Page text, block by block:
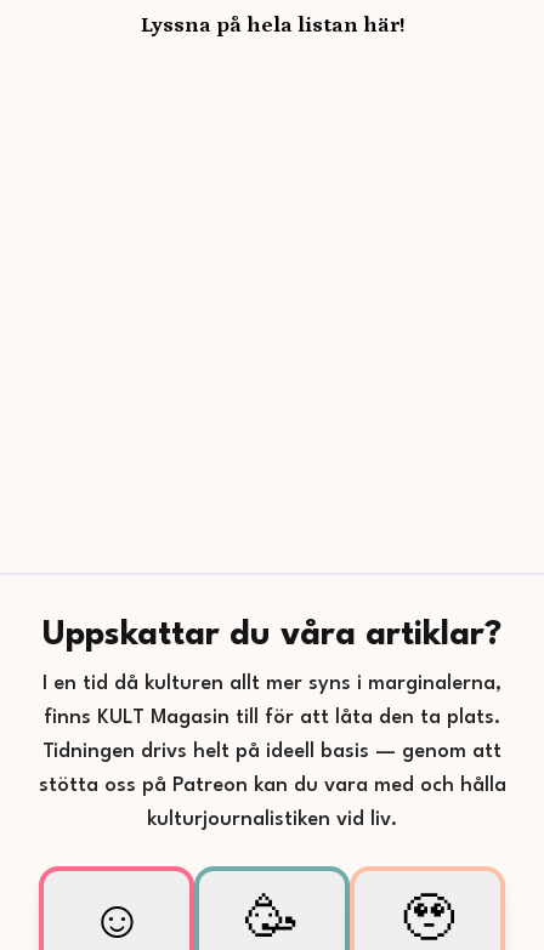
Lyssna på hela listan här!
Uppskattar du våra artiklar?
I en tid då kulturen allt mer syns i marginalerna,
finns KULT Magasin till för att låta den ta plats.
Tidningen drivs helt på ideell basis — genom att
stötta oss på Patreon kan du vara med och hålla
kulturjournalistiken vid liv.
☺️ 🥳 🥹